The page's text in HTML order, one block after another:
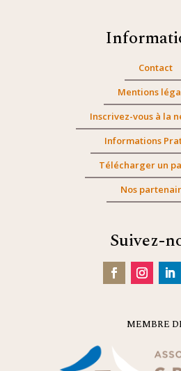
Contact
Mentions
Inscrivez-vous à la
Informations
Télécharger un
Nos
Suivez-
MEMBRE